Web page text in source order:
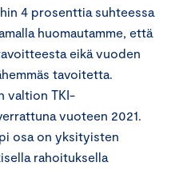
4 prosenttia suhteessa
huomautamme, että
eikä vuoden
tavoitetta.
valtion TKI-
vuoteen 2021.
osa on yksityisten
rahoituksella